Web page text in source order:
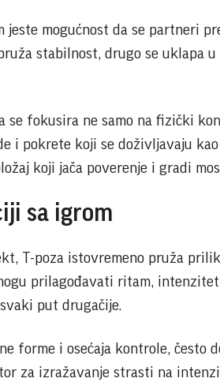
jeste mogućnost da se partneri
stabilnost, drugo se uklapa
se fokusira ne samo na fizički
i pokrete koji se doživljavaju
koji jača poverenje i gradi
sa igrom
T-poza istovremeno pruža
prilagođavati ritam,
put drugačije.
forme i osećaja kontrole, često
za izražavanje strasti na